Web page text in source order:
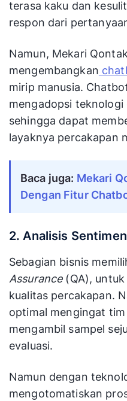
terasa kaku dan
respon dari
Namun, Mekari
mengembangkan
mirip manusia.
mengadopsi teknologi
sehingga dapat
layaknya percakapan
Baca juga: Mekari
Dengan Fitur
2. Analisis Sentimen
Sebagian bisnis
Assurance(QA), untuk
kualitas percakapan.
optimal mengingat
mengambil sampel
evaluasi.
Namun dengan
mengotomatiskan